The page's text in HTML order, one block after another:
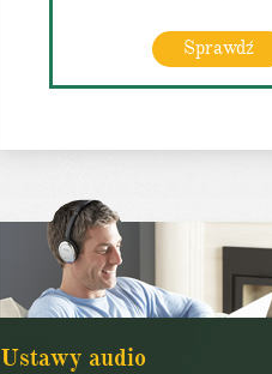
Sprawdź
Ustawy audio